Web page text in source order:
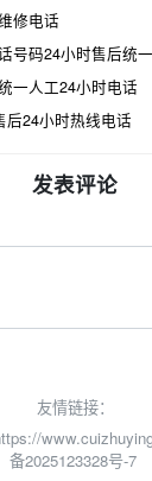
修电话
号码24小时售后统
一人工24小时电话
后24小时热线电话
发表评论
友情链接：
备2025123328号-7